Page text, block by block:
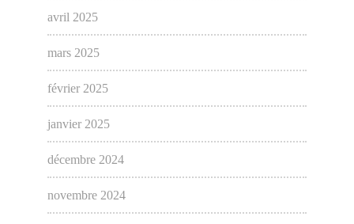
avril 2025
mars 2025
février 2025
janvier 2025
décembre 2024
novembre 2024